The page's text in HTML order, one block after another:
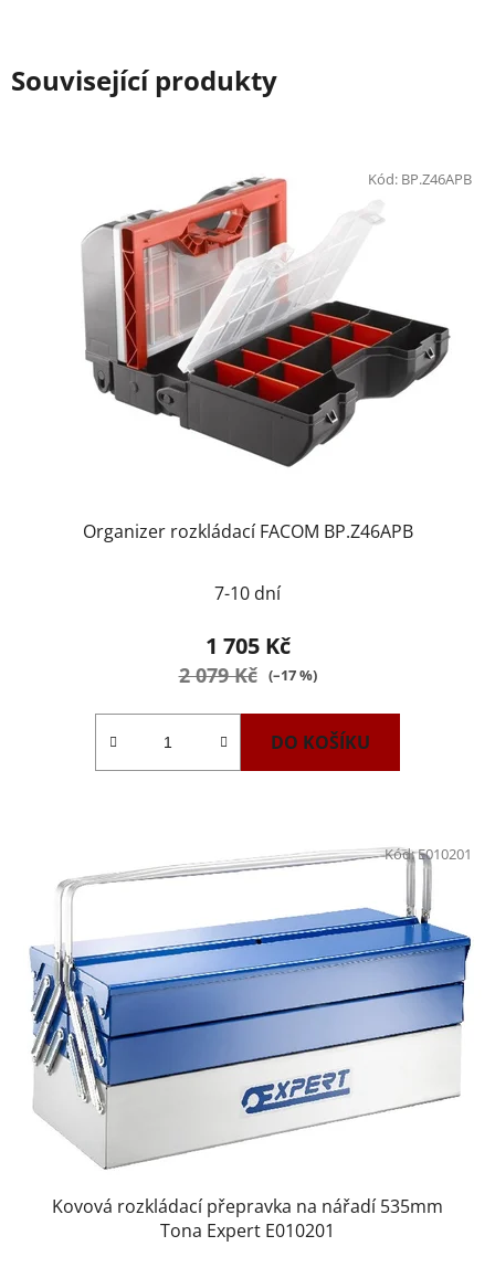
Související produkty
Organizer rozkládací FACOM BP.Z46APB
7-10 dní
1 705 Kč
2 079 Kč (–17 %)
DO KOŠÍKU
Kód: BP.Z46APB
Kovová rozkládací přepravka na nářadí 535mm
Tona Expert E010201
Kód:E010201